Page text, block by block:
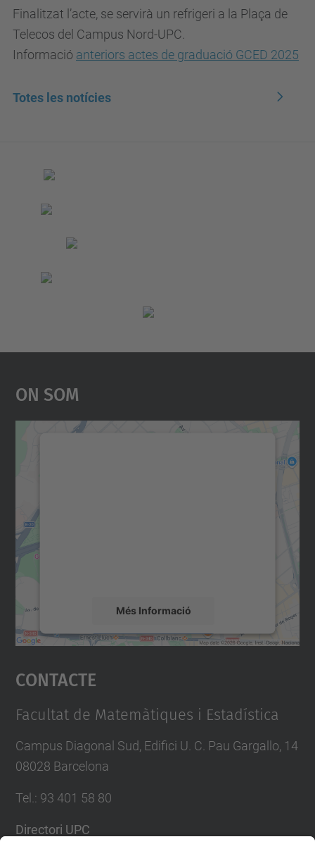
Finalitzat l’acte, se servirà un refrigeri a la Plaça de
Telecos del Campus Nord-UPC.
Informació anteriors actes de graduació GCED 2025
Totes les notícies
On Som
Més Informació
Accepta
powered by
Contacte
Facultat de Matemàtiques i Estadística
Campus Diagonal Sud, Edifici U. C. Pau Gargallo, 14
08028 Barcelona
Tel. : 93 401 58 80
Directori UPC